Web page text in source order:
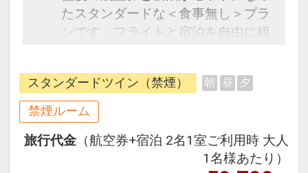
たスタンダードな＜食事無し＞プラ
ンです。フライトと宿泊を自由に組
ージだから、一都市滞在はもちろん
周遊旅行にも最適！
旅行期間中の1泊だけの宿泊や延
泊・飛び泊なども自由自在です。
フライトは、安心のJAL（または
JALグループ）確約！フライトマイ
スタンダードツイン（禁煙） 朝 昼 夕
禁煙ルーム
旅行代金 （航空券+宿泊 2名1室ご利用時 大人
1名様あたり）